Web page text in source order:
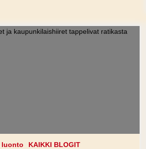
luonto
KAIKKI BLOGIT